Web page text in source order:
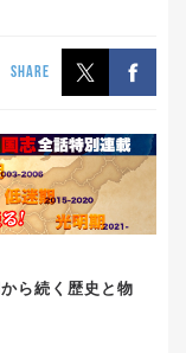
SHARE
ら続く歴史と物